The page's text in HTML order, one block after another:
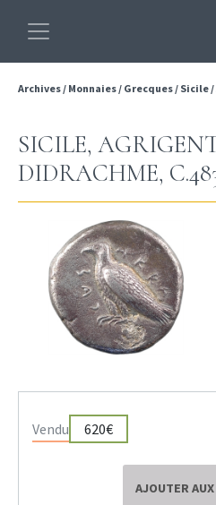
Archives/ Monnaies/ Grecques/ Sicile/
SICILE,
DIDRACHME,
Vendu 620€
AJOUTER